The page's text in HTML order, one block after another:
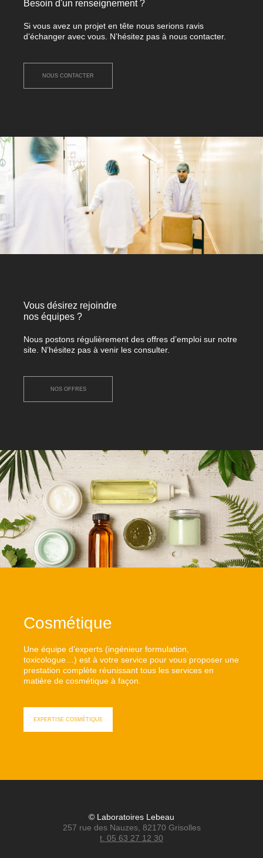
Besoin d'un renseignement ?
Si vous avez un projet en tête nous serions ravis
d’échanger avec vous. N’hésitez pas à nous contacter.
NOUS CONTACTER
Vous désirez rejoindre
nos équipes ?
Nous postons régulièrement des offres d’emploi sur notre
site. N’hésitez pas à venir les consulter.
NOS OFFRES
Cosmétique
Une équipe d’experts (ingénieur formulation,
toxicologue…) est à votre service pour vous proposer une
prestation complète réunissant tous les services en
matière de cosmétique à façon.
EXPERTISE COSMÉTIQUE
© Laboratoires Lebeau
257 rue des Nauzes, 82170 Grisolles
t. 05 63 27 12 30